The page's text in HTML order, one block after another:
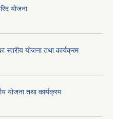
योजना
स्तरीय योजना तथा कार्यक्रम
योजना तथा कार्यक्रम